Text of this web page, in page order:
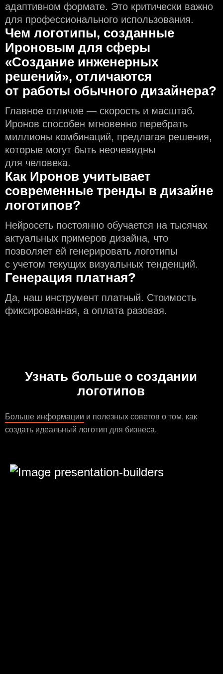
адаптивном формате. Это критически важно
для профессионального использования.
Чем логотипы, созданные
Ироновым для сферы
«Создание инженерных
решений», отличаются
от работы обычного дизайнера?
Главное отличие — скорость и масштаб.
Иронов способен мгновенно перебрать
миллионы комбинаций, предлагая решения,
которые могут быть неочевидны
для человека.
Как Иронов учитывает
современные тренды в дизайне
логотипов?
Нейросеть постоянно обучается на тысячах
актуальных примеров дизайна, что
позволяет ей генерировать логотипы
с учeтом текущих визуальных тенденций.
Генерация платная?
Да, наш инструмент платный. Стоимость
фиксированная, а оплата разовая.
Узнать больше о создании
логотипов
Больше информации и полезных советов о том, как
создать идеальный логотип для бизнеса.